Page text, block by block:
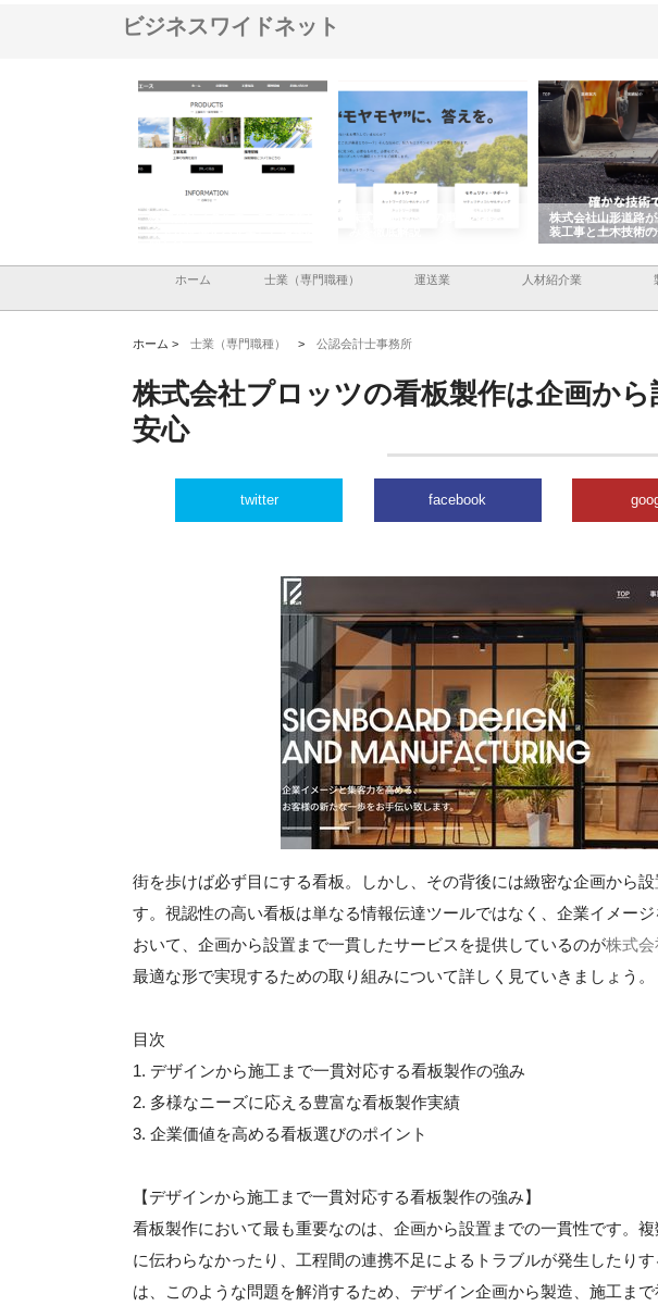
ビジネスワイドネット
イトが提供する充実した情報内
株式会社ＣＳＡの事業内容と強
株式会社山形道路
装工事と土木技術
ホーム 士業（専門職種） 運送業 人材紹介業
ホーム > 士業（専門職種） > 公認会計士事務所
株式会社プロッツの看板製作は企画か
安心
twitter facebook
街を歩けば必ず目にする看板。しかし、その背後には緻密な企画から
す。視認性の高い看板は単なる情報伝達ツールではなく、企業イメー
おいて、企画から設置まで一貫したサービスを提供しているのが株式会
最適な形で実現するための取り組みについて詳しく見ていきましょう。
目次
1. デザインから施工まで一貫対応する看板製作の強み
2. 多様なニーズに応える豊富な看板製作実績
3. 企業価値を高める看板選びのポイント
【デザインから施工まで一貫対応する看板製作の強み】
看板製作において最も重要なのは、企画から設置までの一貫性です。
に伝わらなかったり、工程間の連携不足によるトラブルが発生したり
は、このような問題を解消するため、デザイン企画から製造、施工ま